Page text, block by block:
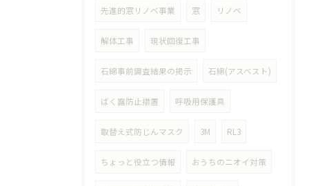
先進的窓リノベ事業 窓 リノベ
解体工事 現状回復工事
石綿事前調査結果の掲示 石綿(アスベスト)
ばく露防止措置 呼吸用保護具
取替え式防じんマスク 3M RL3
ちょっと役立つ情報 おうちのニオイ対策